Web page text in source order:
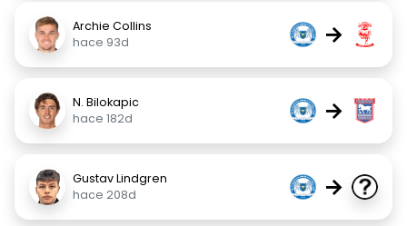
Archie Collins
hace 93d
→
N. Bilokapic
hace 182d
→
Gustav Lindgren
hace 208d
→